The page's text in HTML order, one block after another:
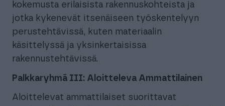
kokemusta erilaisista rakennuskohteista ja
jotka kykenevät itsenäiseen työskentelyyn
perustehtävissä, kuten materiaalin
käsittelyssä ja yksinkertaisissa
rakennustehtävissä.
Palkkaryhmä III: Aloitteleva Ammattilainen
Aloittelevat ammattilaiset suorittavat